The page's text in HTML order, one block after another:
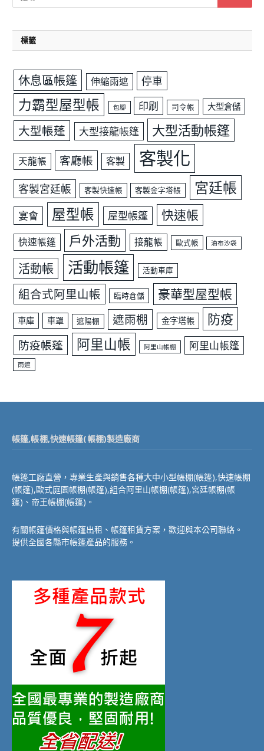
標籤
休息區帳篷 伸縮雨遮 停車
力霸型屋型帳 包腳 印刷 司令帳 大型倉儲
大型帳蓬 大型接龍帳篷 大型活動帳篷
天龍帳 客廳帳 客製 客製化
客製宮廷帳 客製快速帳 客製金字塔帳 宮廷帳
宴會 屋型帳 屋型帳篷 快速帳
快速帳篷 戶外活動 接龍帳 歐式帳 油布沙袋
活動帳 活動帳篷 活動車庫
組合式阿里山帳 臨時倉儲 豪華型屋型帳
車庫 車罩 遮陽棚 遮雨棚 金字塔帳 防疫
防疫帳蓬 阿里山帳 阿里山帳棚 阿里山帳篷
雨遮
帳篷,帳棚,快速帳篷(帳棚)製造廠商
帳篷工廠直營，專業生產與銷售各種大中小型帳棚(帳篷),快速帳棚
(帳篷),歐式庭園帳棚(帳篷),組合阿里山帳棚(帳篷),宮廷帳棚(帳
篷)、帝王帳棚(帳篷)。
有關帳篷價格與帳篷出租、帳篷租賃方案，歡迎與本公司聯絡。
提供全國各縣市帳篷產品的服務。